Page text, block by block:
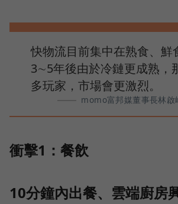
momo富邦媒董事長林啟
快物流目前集中在熟食、鮮
3∼5年後由於冷鏈更成熟，
多玩家，市場會更激烈。
衝擊1：餐飲
10分鐘內出餐、雲端廚房